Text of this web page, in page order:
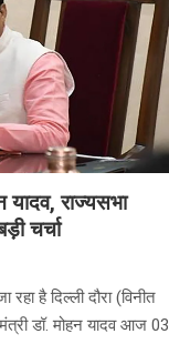
यादव, राज्यसभा
चर्चा
है दिल्ली दौरा (विनीत
डॉ. मोहन यादव आज 03